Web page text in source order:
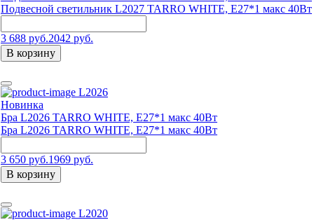
Подвесной светильник L2027 TARRO WHITE, Е27*1 макс 40Вт
3 688 руб.2042 руб.
В корзину
L2026
Новинка
Бра L2026 TARRO WHITE, E27*1 макс 40Вт
Бра L2026 TARRO WHITE, E27*1 макс 40Вт
3 650 руб.1969 руб.
В корзину
L2020